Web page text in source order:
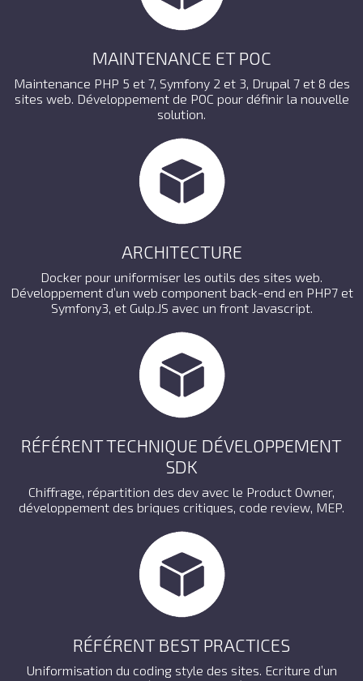
MAINTENANCE ET POC
Maintenance PHP 5 et 7, Symfony 2 et 3, Drupal 7 et 8 des
sites web. Développement de POC pour définir la nouvelle
solution.
ARCHITECTURE
Docker pour uniformiser les outils des sites web.
Développement d’un web component back-end en PHP7 et
Symfony3, et Gulp.JS avec un front Javascript.
RÉFÉRENT TECHNIQUE DÉVELOPPEMENT
SDK
Chiffrage, répartition des dev avec le Product Owner,
développement des briques critiques, code review, MEP.
RÉFÉRENT BEST PRACTICES
Uniformisation du coding style des sites. Ecriture d’un